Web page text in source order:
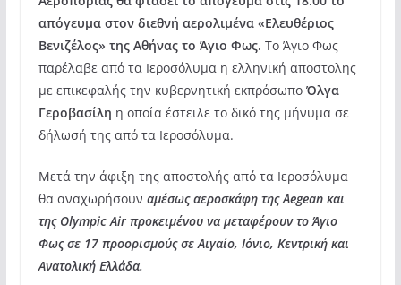
απόγευμα στον διεθνή αερολιμένα «Ελευθέριος
Βενιζέλος» της Αθήνας το Άγιο Φως. Το Άγιο Φως
παρέλαβε από τα Ιεροσόλυμα η ελληνική αποστολης
με επικεφαλής την κυβερνητική εκπρόσωπο Όλγα
Γεροβασίλη η οποία έστειλε το δικό της μήνυμα σε
δήλωσή της από τα Ιεροσόλυμα.
Μετά την άφιξη της αποστολής από τα Ιεροσόλυμα
θα αναχωρήσουν αμέσως αεροσκάφη της Aegean και
της Olympic Air προκειμένου να μεταφέρουν το Άγιο
Φως σε 17 προορισμούς σε Αιγαίο, Ιόνιο, Κεντρική και
Ανατολική Ελλάδα.